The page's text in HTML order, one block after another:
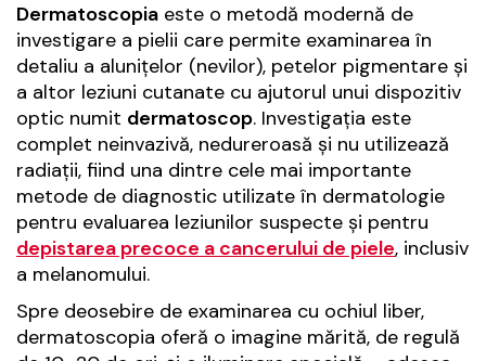
Dermatoscopia este o metodă modernă de
investigare a pielii care permite examinarea în
detaliu a alunițelor (nevilor), petelor pigmentare și
a altor leziuni cutanate cu ajutorul unui dispozitiv
optic numit dermatoscop. Investigația este
complet neinvazivă, nedureroasă și nu utilizează
radiații, fiind una dintre cele mai importante
metode de diagnostic utilizate în dermatologie
pentru evaluarea leziunilor suspecte și pentru
depistarea precoce a cancerului de piele, inclusiv
a melanomului.
Spre deosebire de examinarea cu ochiul liber,
dermatoscopia oferă o imagine mărită, de regulă